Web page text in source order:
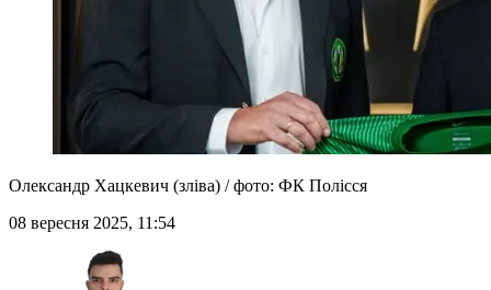
Олександр Хацкевич (зліва) / фото: ФК Полісся
08 вересня 2025, 11:54